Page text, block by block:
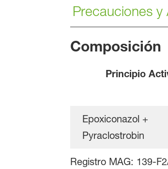
Precauciones y
Composición
Principio
Epoxiconazol +
Pyraclostrobin
Registro MAG: 139-